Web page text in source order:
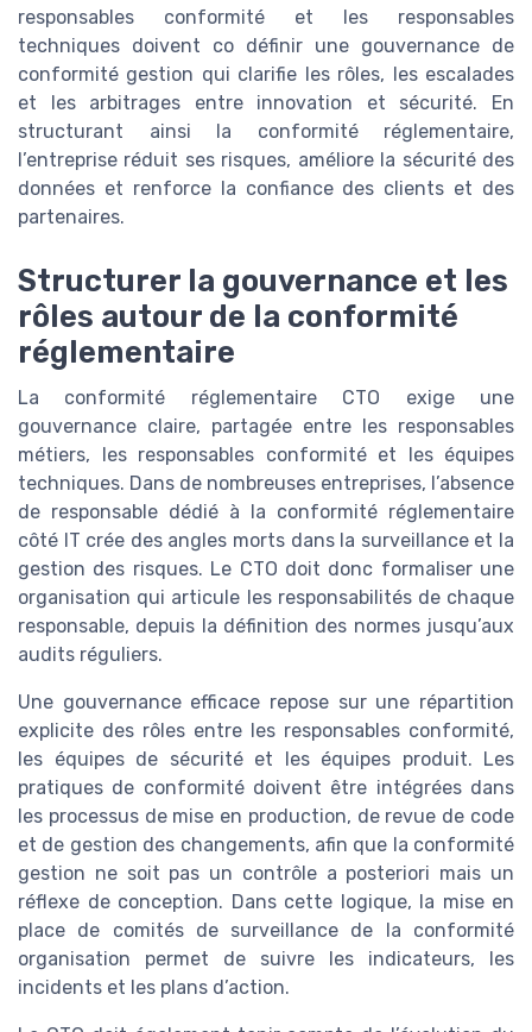
responsables conformité et les responsables
techniques doivent co définir une gouvernance de
conformité gestion qui clarifie les rôles, les escalades
et les arbitrages entre innovation et sécurité. En
structurant ainsi la conformité réglementaire,
l’entreprise réduit ses risques, améliore la sécurité des
données et renforce la confiance des clients et des
partenaires.
Structurer la gouvernance et les
rôles autour de la conformité
réglementaire
La conformité réglementaire CTO exige une
gouvernance claire, partagée entre les responsables
métiers, les responsables conformité et les équipes
techniques. Dans de nombreuses entreprises, l’absence
de responsable dédié à la conformité réglementaire
côté IT crée des angles morts dans la surveillance et la
gestion des risques. Le CTO doit donc formaliser une
organisation qui articule les responsabilités de chaque
responsable, depuis la définition des normes jusqu’aux
audits réguliers.
Une gouvernance efficace repose sur une répartition
explicite des rôles entre les responsables conformité,
les équipes de sécurité et les équipes produit. Les
pratiques de conformité doivent être intégrées dans
les processus de mise en production, de revue de code
et de gestion des changements, afin que la conformité
gestion ne soit pas un contrôle a posteriori mais un
réflexe de conception. Dans cette logique, la mise en
place de comités de surveillance de la conformité
organisation permet de suivre les indicateurs, les
incidents et les plans d’action.